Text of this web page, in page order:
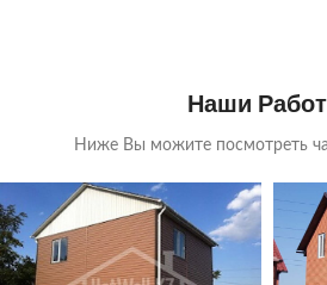
Наши
Ниже Вы можите посмотреть